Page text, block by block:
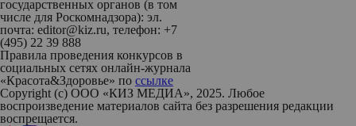
государственных органов (в том
числе для Роскомнадзора): эл.
почта: editor@kiz.ru, телефон: +7
(495) 22 39 888
Правила проведения конкурсов в
социальных сетях онлайн-журнала
«Красота&Здоровье» по ссылке
Copyright (с) ООО «КИЗ МЕДИА», 2025. Любое
воспроизведение материалов сайта без разрешения редакции
воспрещается.